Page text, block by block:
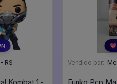
RS
Kombat 1 -
💖
Vendido por:
Funko Pop